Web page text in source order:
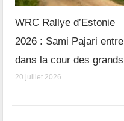
WRC Rallye d’Estonie
2026 : Sami Pajari entre
dans la cour des grands
20 juillet 2026